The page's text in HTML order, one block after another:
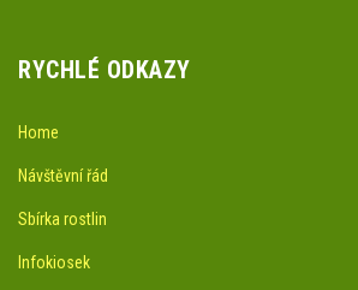
RYCHLÉ ODKAZY
Home
Návštěvní řád
Sbírka rostlin
Infokiosek